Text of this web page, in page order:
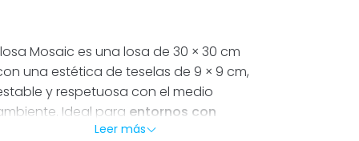
Mosaic es una losa de 30 × 30 cm
una estética de teselas de 9 × 9 cm,
y respetuosa con el medio
Ideal para entornos con
árboles, aparcamientos, caminos
Leer más